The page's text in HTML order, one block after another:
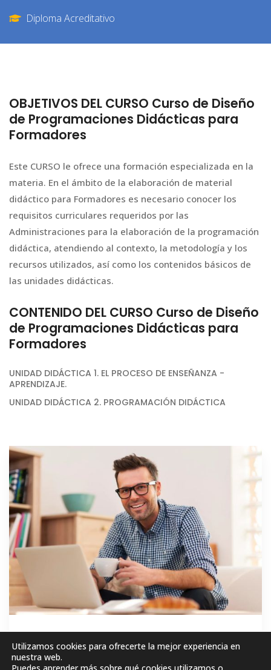
Diploma Acreditativo
OBJETIVOS DEL CURSO Curso de Diseño
de Programaciones Didácticas para
Formadores
Este CURSO le ofrece una formación especializada en la
materia. En el ámbito de la elaboración de material
didáctico para Formadores es necesario conocer los
requisitos curriculares requeridos por las
Administraciones para la elaboración de la programación
didáctica, atendiendo al contexto, la metodología y los
recursos utilizados, así como los contenidos básicos de
las unidades didácticas.
CONTENIDO DEL CURSO Curso de Diseño
de Programaciones Didácticas para
Formadores
UNIDAD DIDÁCTICA 1. EL PROCESO DE ENSEÑANZA -
APRENDIZAJE.
UNIDAD DIDÁCTICA 2. PROGRAMACIÓN DIDÁCTICA
GRATIS
Utilizamos cookies para ofrecerte la mejor experiencia en
nuestra web.